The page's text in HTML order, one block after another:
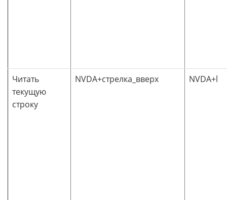
Читать
текущую
строку
NVDA+стрелка_вверх NVDA+l